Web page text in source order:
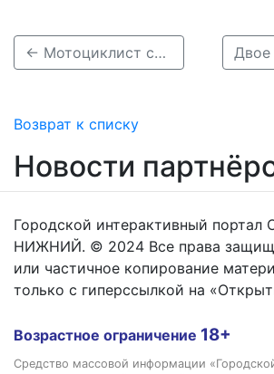
← Мотоциклист спровоцировал массовое ДТП под Нижним Новгородом
Возврат к списку
Новости
Городской интерактивный
НИЖНИЙ. © 2024 Все права
или частичное копирование
только с гиперссылкой на
Возрастное ограничение 18+
Средство массовой информации